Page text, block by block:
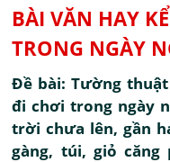
BÀI VĂN HAY
TRONG NGÀY
Đề bài: Tường
đi chơi trong ngày
trời chưa lên, gần
gàng, túi, giỏ căng